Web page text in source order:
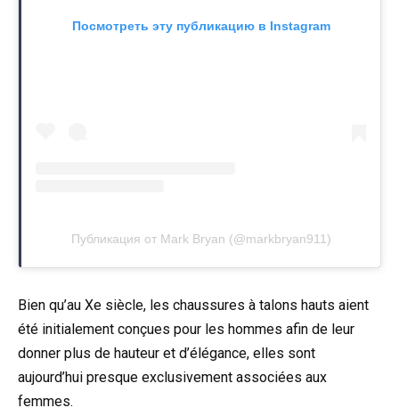
Посмотреть эту публикацию в Instagram
Публикация от Mark Bryan (@markbryan911)
Bien qu’au Xe siècle, les chaussures à talons hauts aient
été initialement conçues pour les hommes afin de leur
donner plus de hauteur et d’élégance, elles sont
aujourd’hui presque exclusivement associées aux
femmes.